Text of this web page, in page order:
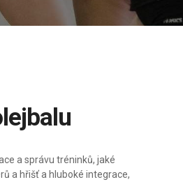
a správu tréninků, jaké
a hřišť a hluboké integrace,